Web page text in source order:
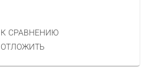
К СРАВНЕНИЮ
ОТЛОЖИТЬ